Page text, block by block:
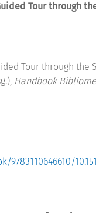
Tour through
Tour through the
Handbook